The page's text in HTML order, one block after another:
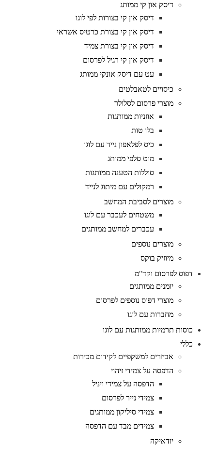
דיסק און קי ממותג
דיסק און קי בצורות לפי לוגו
דיסק און קי בצורת כרטיס אשראי
דיסק און קי בצורת צמיד
דיסק און קי רגיל לפרסום
עט עם דיסק אונקי ממותג
כיסויים לטאבלטים
מוצרי פרסום לסלולר
אוזניות ממותגות
בלו טות
כיס לפלאפון נייד עם לוגו
מוט סלפי ממותג
סוללות הטענה ממותגות
רמקולים עם מיתוג לנייד
מוצרים לסביבת המחשב
משטחים לעכבר עם לוגו
עכברים למחשב ממותגים
מוצרים נוספים
מיוזיק בוקס
דפוס לפרסום וקד"מ
יומנים ממותגים
מוצרי דפוס נוספים לפרסום
מחברות עם לוגו
כוסות תרמיות ממותגות עם לוגו
כללי
אביזרים למשקפיים לקידום מכירות
הדפסה על צמידי זיהוי
הדפסה על צמידי ויניל
צמידי נייר לפרסום
צמידי סיליקון ממותגים
צמידים מבד עם הדפסה
יודאיקה